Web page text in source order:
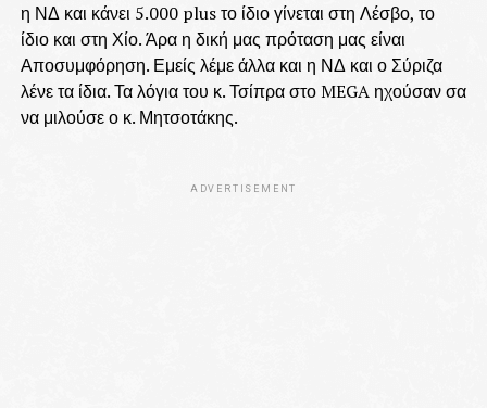
η ΝΔ και κάνει 5.000 plus το ίδιο γίνεται στη Λέσβο, το
ίδιο και στη Χίο. Άρα η δική μας πρόταση μας είναι
Αποσυμφόρηση. Εμείς λέμε άλλα και η ΝΔ και ο Σύριζα
λένε τα ίδια. Τα λόγια του κ. Τσίπρα στο MEGA ηχούσαν σα
να μιλούσε ο κ. Μητσοτάκης.
ADVERTISEMENT